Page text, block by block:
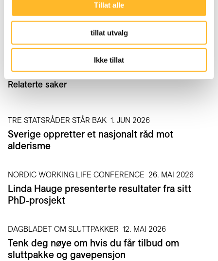
Tillat alle
tillat utvalg
Ikke tillat
Her finner du flere forskningsrapporter
Relaterte saker
TRE STATSRÅDER STÅR BAK 1. JUN 2026
Sverige oppretter et nasjonalt råd mot
alderisme
NORDIC WORKING LIFE CONFERENCE 26. MAI 2026
Linda Hauge presenterte resultater fra sitt
PhD-prosjekt
DAGBLADET OM SLUTTPAKKER 12. MAI 2026
Tenk deg nøye om hvis du får tilbud om
sluttpakke og gavepensjon